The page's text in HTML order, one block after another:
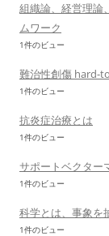
組織論、経営理論
ムワーク
1件のビュー
難治性創傷 hard-
1件のビュー
抗炎症治療とは
1件のビュー
サポートベクター
1件のビュー
科学とは、事象を
1件のビュー